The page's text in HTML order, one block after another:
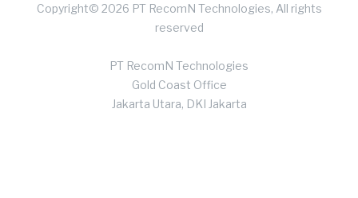
Copyright© 2026 PT RecomN Technologies, All rights
reserved
PT RecomN Technologies
Gold Coast Office
Jakarta Utara, DKI Jakarta